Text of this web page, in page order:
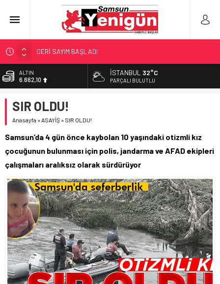
GERİ SAYIM BAŞLADI
SAMSUNSPOR’DA HEDEF 5’İNCİLİK!
‘BAFRA’YA YATIRIM YAPIN!’
YÖNETİCİ SEÇERKEN YAPILAN EN BÜYÜK HATALAR
ALTIN
6.662,10
13.779,39
DOLAR
55,1824
İSTANBUL 32°C
PARÇALI BULUTLU
SIR OLDU!
Anasayfa »ASAYİŞ » SIR OLDU!
Samsun’da 4 gün önce kaybolan 10 yaşındaki otizmli kız
çocuğunun bulunması için polis, jandarma ve AFAD ekipleri
çalışmaları aralıksız olarak sürdürüyor